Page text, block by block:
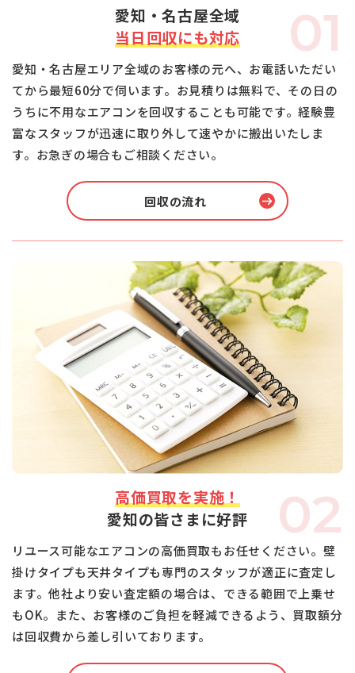
01
愛知・名古屋全域
当日回収にも対応
愛知・名古屋エリア全域のお客様の元へ、お電話いただい
てから最短60分で伺います。お見積りは無料で、その日の
うちに不用なエアコンを回収することも可能です。経験豊
富なスタッフが迅速に取り外して速やかに搬出いたしま
す。お急ぎの場合もご相談ください。
回収の流れ
02
高価買取を実施！
愛知の皆さまに好評
リユース可能なエアコンの高価買取もお任せください。壁
掛けタイプも天井タイプも専門のスタッフが適正に査定し
ます。他社より安い査定額の場合は、できる範囲で上乗せ
もOK。また、お客様のご負担を軽減できるよう、買取額分
は回収費から差し引いております。